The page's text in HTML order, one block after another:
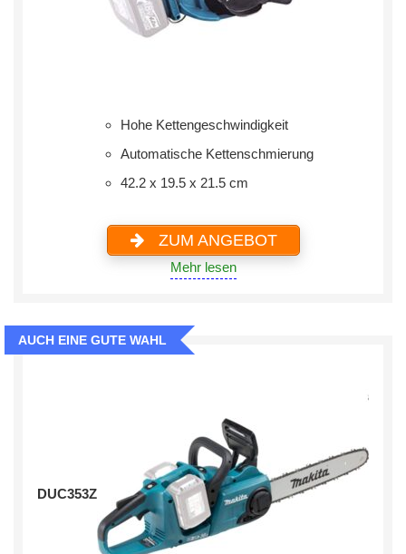
Hohe Kettengeschwindigkeit
Automatische Kettenschmierung
‎42.2 x 19.5 x 21.5 cm
ZUM ANGEBOT
Mehr lesen
AUCH EINE GUTE WAHL
DUC353Z